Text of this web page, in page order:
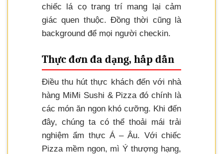
chiếc lá cọ trang trí mang lại cảm
giác quen thuộc. Đồng thời cũng là
background để mọi người checkin.
Thực đơn đa dạng, hấp dẫn
Điều thu hút thực khách đến với nhà
hàng MiMi Sushi & Pizza đó chính là
các món ăn ngon khó cưỡng. Khi đến
đây, chúng ta có thể thoải mái trải
nghiệm ẩm thực Á – Âu. Với chiếc
Pizza mềm ngon, mì Ý thượng hạng,